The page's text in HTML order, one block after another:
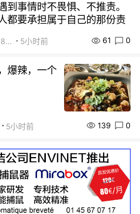
到事情时不畏惧、不推责。
都要承担属于自己的那份责
街友49168527 5小时前 61 0
爆辣，一个
5小时前 139 0